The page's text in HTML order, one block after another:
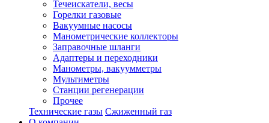
Течеискатели, весы
Горелки газовые
Вакуумные насосы
Манометрические коллекторы
Заправочные шланги
Адаптеры и переходники
Манометры, вакуумметры
Мультиметры
Станции регенерации
Прочее
Технические газы Сжиженный газ